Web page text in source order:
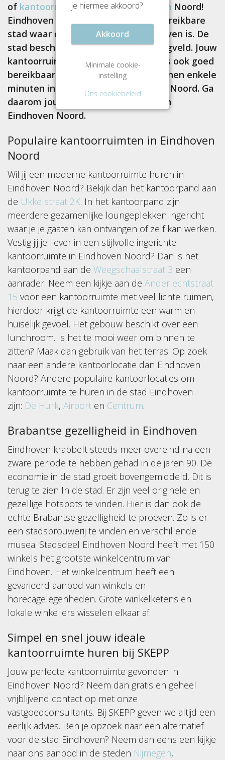
of kantoorruimte huren in Eindhoven Noord!
Eindhoven is een levendige, goed bereikbare
stad waar dag en nacht veel te beleven is. De
stad beschikt namelijk over een vliegveld. Jouw
kantoorruimte in Eindhoven Noord is ook goed
bereikbaar. Je bent vanaf de A50 binnen enkele
minuten in het stadsdeel Eindhoven Noord. Ga
daarom jouw kantoorruimte huren in
Eindhoven Noord.
Populaire kantoorruimten in Eindhoven
Noord
Wil jij een moderne kantoorruimte huren in
Eindhoven Noord? Bekijk dan het kantoorpand aan
de Ukkelstraat 2K. In het kantoorpand zijn
meerdere gezamenlijke loungeplekken ingericht
waar je je gasten kan ontvangen of zelf kan werken.
Vestig jij je liever in een stijlvolle ingerichte
kantoorruimte in Eindhoven Noord? Dan is het
kantoorpand aan de Weegschaalstraat 3 een
aanrader. Neem een kijkje aan de Anderlechtstraat
15 voor een kantoorruimte met veel lichte ruimen,
hierdoor krijgt de kantoorruimte een warm en
huiselijk gevoel. Het gebouw beschikt over een
lunchroom. Is het te mooi weer om binnen te
zitten? Maak dan gebruik van het terras. Op zoek
naar een andere kantoorlocatie dan Eindhoven
Noord? Andere populaire kantoorlocaties om
kantoorruimte te huren in de stad Eindhoven
zijn: De Hurk, Airport en Centrum.
Brabantse gezelligheid in Eindhoven
Eindhoven krabbelt steeds meer overeind na een
zware periode te hebben gehad in de jaren 90. De
economie in de stad groeit bovengemiddeld. Dit is
terug te zien In de stad. Er zijn veel originele en
gezellige hotspots te vinden. Hier is dan ook de
echte Brabantse gezelligheid te proeven. Zo is er
een stadsbrouwerij te vinden en verschillende
musea. Stadsdeel Eindhoven Noord heeft met 150
winkels het grootste winkelcentrum van
Eindhoven. Het winkelcentrum heeft een
gevarieerd aanbod van winkels en
horecagelegenheden. Grote winkelketens en
lokale winkeliers wisselen elkaar af.
Simpel en snel jouw ideale
kantoorruimte huren bij SKEPP
Jouw perfecte kantoorruimte gevonden in
Eindhoven Noord? Neem dan gratis en geheel
vrijblijvend contact op met onze
vastgoedconsultants. Bij SKEPP geven we altijd een
eerlijk advies. Ben je opzoek naar een alternatief
voor de stad Eindhoven? Neem dan eens een kijkje
naar ons aanbod in de steden Nijmegen,
je hiermee akkoord?
Akkoord
Minimale cookie-
instelling
Ons cookiebeleid